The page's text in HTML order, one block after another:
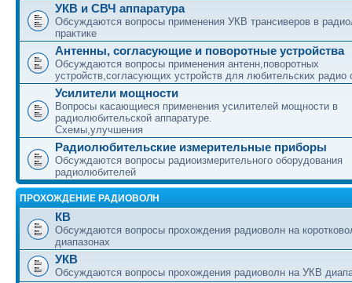
УКВ и СВЧ аппаратура
Обсуждаются вопросы применения УКВ трансиверов в
практике
Антенны, согласующие и поворотные устройства
Обсуждаются вопросы применения антенн,поворотных
устройств,согласующих устройств для любительских радио
Усилители мощности
Вопросы касающиеся применения усилителей мощности в
радиолюбительской аппаратуре.
Схемы,улучшения
Радиолюбительские измерительные приборы
Обсуждаются вопросы радиоизмерительного оборудования
радиолюбителей
ПРОХОЖДЕНИЕ РАДИОВОЛН
КВ
Обсуждаются вопросы прохождения радиоволн на
диапазонах
УКВ
Обсуждаются вопросы прохождения радиоволн на УКВ